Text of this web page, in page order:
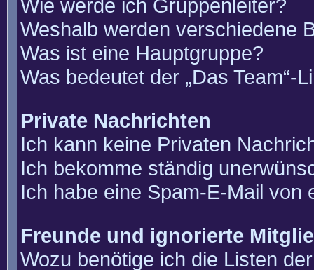
Wie werde ich Gruppenleiter?
Weshalb werden verschiedene
Was ist eine Hauptgruppe?
Was bedeutet der „Das Team“-
Private Nachrichten
Ich kann keine Privaten
Ich bekomme ständig
Ich habe eine Spam-E-Mail von
Freunde und ignorierte
Wozu benötige ich die Listen